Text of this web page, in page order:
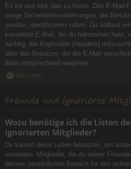
Es tut uns leid, das zu hören. Das E-Mail-
einige Sicherheitsvorkehrungen, die
senden, identifizieren sollen. Du solltest
komplette E-Mail, die du bekommen hast,
wichtig, die Kopfzeilen (Headers)
über den Benutzer, der die E-Mail
dann entsprechend reagieren.
Nach oben
Freunde und ignorierte
Wozu benötige ich die Listen
ignorierten Mitglieder?
Du kannst diese Listen benutzen, um
verwalten. Mitglieder, die du deiner
deinem persönlichen Bereich für den